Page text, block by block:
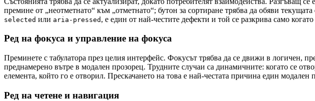
премине от „неотметнато“ към „отметнато“; бутон за сортиране трябва да обяви
selected или aria-pressed , е един от най-честите дефекти и той се разкрива само
Ред на фокуса и управление на фокуса
Преминете с табулатора през целия интерфейс. Фокусът трябва да се движи в логичен,
преднамерено вътре в модален прозорец. Трудните случаи са динамичните: когато се
елемента, който го е отворил. Прескачането на това е най-честата причина един модален
Ред на четене и навигация